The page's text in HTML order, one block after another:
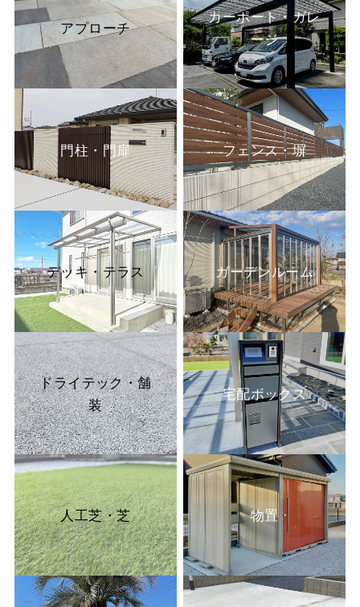
アプローチ
カーポート・ガレ
ージ
門柱・門扉 フェンス・塀
デッキ・テラス ガーデンルーム
ドライテック・舗
装
宅配ボックス
人工芝・芝 物置